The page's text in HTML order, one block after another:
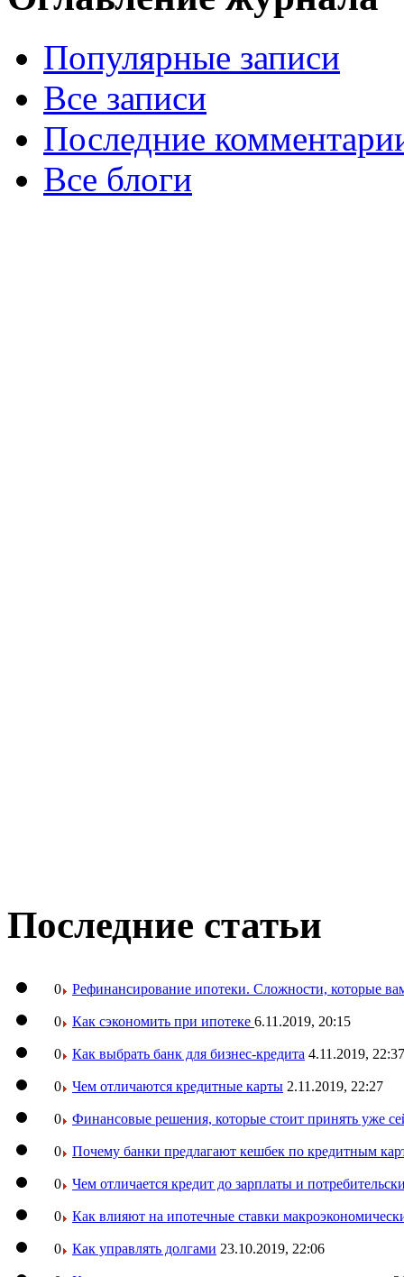
Популярные записи
Все записи
Последние
Все блоги
Последние статьи
0 Рефинансирование ипотеки. Сложности, которые
0 Как сэкономить при ипотеке 6.11.2019, 20:15
0 Как выбрать банк для бизнес-кредита 4.11.2019, 22:37
0 Чем отличаются кредитные карты 2.11.2019, 22:27
0 Финансовые решения, которые стоит принять уже
0 Почему банки предлагают кешбек по кредитным
0 Чем отличается кредит до зарплаты и
0 Как влияют на ипотечные ставки
0 Как управлять долгами 23.10.2019, 22:06